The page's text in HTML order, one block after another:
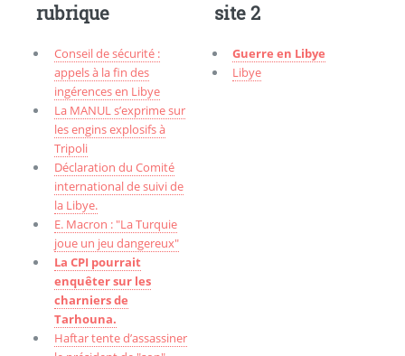
rubrique
Conseil de sécurité :
appels à la fin des
ingérences en Libye
La MANUL s’exprime sur
les engins explosifs à
Tripoli
Déclaration du Comité
international de suivi de
la Libye.
E. Macron : "La Turquie
joue un jeu dangereux"
La CPI pourrait
enquêter sur les
charniers de
Tarhouna.
Haftar tente d’assassiner
site 2
Guerre en Libye
Libye